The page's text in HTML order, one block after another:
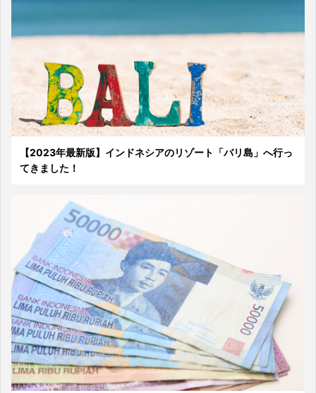
【2023年最新版】インドネシアのリゾート「バリ島」へ行っ
てきました！